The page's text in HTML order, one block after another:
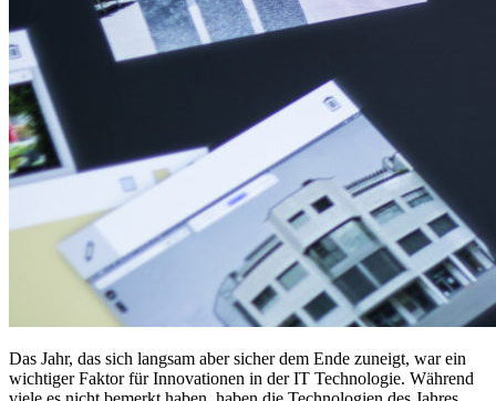
Das Jahr, das sich langsam aber sicher dem Ende zuneigt, war ein
wichtiger Faktor für Innovationen in der IT Technologie. Während